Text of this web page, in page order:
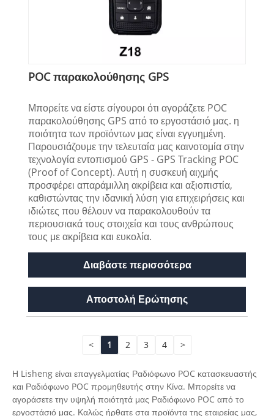
POC παρακολούθησης GPS
Μπορείτε να είστε σίγουροι ότι αγοράζετε POC
παρακολούθησης GPS από το εργοστάσιό μας. η
ποιότητα των προϊόντων μας είναι εγγυημένη.
Παρουσιάζουμε την τελευταία μας καινοτομία στην
τεχνολογία εντοπισμού GPS - GPS Tracking POC
(Proof of Concept). Αυτή η συσκευή αιχμής
προσφέρει απαράμιλλη ακρίβεια και αξιοπιστία,
καθιστώντας την ιδανική λύση για επιχειρήσεις και
ιδιώτες που θέλουν να παρακολουθούν τα
περιουσιακά τους στοιχεία και τους ανθρώπους
τους με ακρίβεια και ευκολία.
Διαβάστε περισσότερα
Αποστολή Ερώτησης
< 1 2 3 4 >
Η Lisheng είναι επαγγελματίας Ραδιόφωνο POC κατασκευαστής
και Ραδιόφωνο POC προμηθευτής στην Κίνα. Μπορείτε να
αγοράσετε την υψηλή ποιότητά μας Ραδιόφωνο POC από το
εργοστάσιό μας. Καλώς ήρθατε στα προϊόντα της εταιρείας μας,